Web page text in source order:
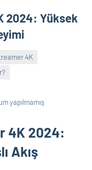
2024: Yüksek
4K
yapılmamış
4K 2024:
Akış